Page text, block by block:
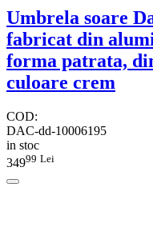
Umbrela soare
fabricat din
forma patrata,
culoare crem
COD:
DAC-dd-10006195
in stoc
34999 Lei